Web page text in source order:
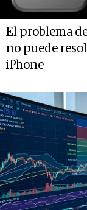
El problema
no puede
iPhone